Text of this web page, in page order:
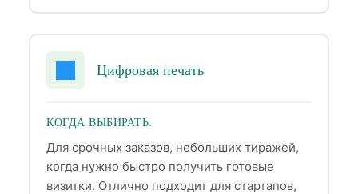
Цифровая печать
КОГДА ВЫБИРАТЬ:
Для срочных заказов, небольших тиражей,
когда нужно быстро получить готовые
визитки. Отлично подходит для стартапов,